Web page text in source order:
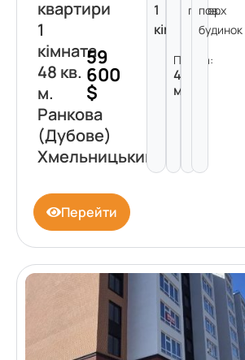
квартири
1
кімната
48 кв.
м.
Ранкова
(Дубове)
Хмельницький
59
600
$
1
кімната
Площа:
48
м²
поверх
пов.
будинок
Перейти